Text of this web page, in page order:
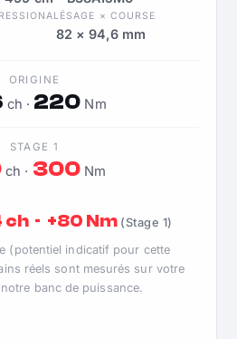
ALÉSAGE × COURSE
82 × 94,6 mm
ORIGINE
ch · 220 Nm
STAGE 1
ch · 300Nm
· +80 Nm (Stage 1)
(potentiel indicatif pour cette
réels sont mesurés sur votre
banc de puissance.